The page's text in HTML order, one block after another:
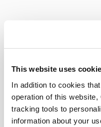
This website uses
In addition to cookies
operation of this
tracking tools to
information about your